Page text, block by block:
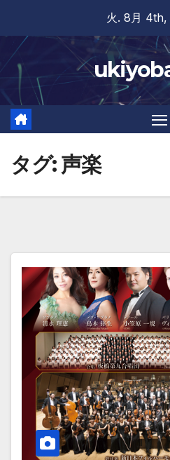
content
火. 8月 4th,
タグ:声楽